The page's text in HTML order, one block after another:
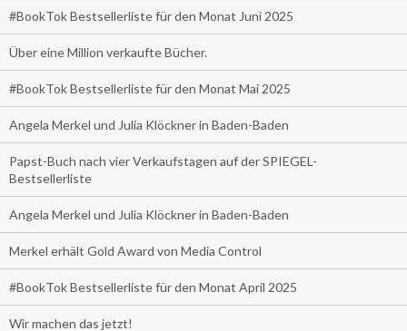
#BookTok Bestsellerliste für den Monat Juni 2025
Über eine Million verkaufte Bücher.
#BookTok Bestsellerliste für den Monat Mai 2025
Angela Merkel und Julia Klöckner in Baden-Baden
Papst-Buch nach vier Verkaufstagen auf der SPIEGEL-
Bestsellerliste
Angela Merkel und Julia Klöckner in Baden-Baden
Merkel erhält Gold Award von Media Control
#BookTok Bestsellerliste für den Monat April 2025
Wir machen das jetzt!